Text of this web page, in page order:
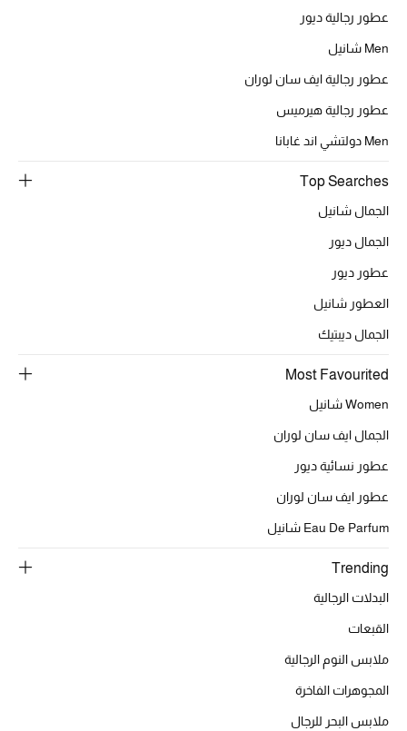
مستلزمات المنزل
تسوقوا للمنزل
المجوهرات
أبرز المصممين
مجوهرات فاخرة للنساء
مجوهرات عصرية للنساء
إكسسوارات للرجال
مجوهرات فاخرة للأطفال
بطاقة الهدايا الإلكترونية
عطور رجالية ديور
Men شانيل
عطور رجالية ايف سان لوران
عطور رجالية هيرميس
Men دولتشي اند غابانا
Top Searches
الجمال شانيل
الجمال ديور
عطور ديور
العطور شانيل
الجمال ديبتيك
Most Favourited
Women شانيل
الجمال ايف سان لوران
عطور نسائية ديور
عطور ايف سان لوران
Eau De Parfum شانيل
Trending
البدلات الرجالية
القبعات
ملابس النوم الرجالية
المجوهرات الفاخرة
ملابس البحر للرجال